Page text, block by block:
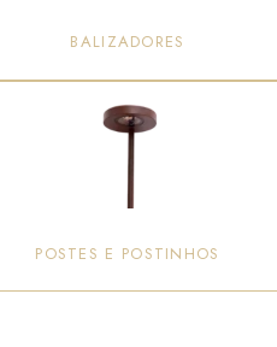
BALIZADORES
POSTES E POSTINHOS